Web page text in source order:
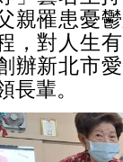
親罹患憂
，對人生
辦新北市
長輩。